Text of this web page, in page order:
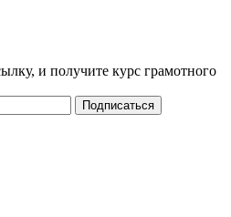
и получите курс грамотного